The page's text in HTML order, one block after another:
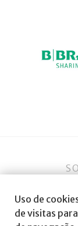
Uso de
de visitas